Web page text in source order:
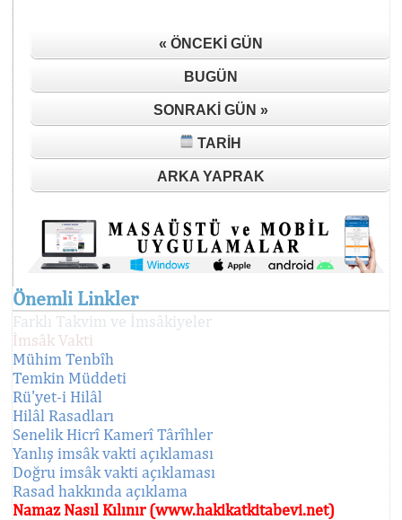
« ÖNCEKI GÜN
BUGÜN
SONRAKI GÜN »
TARIH
ARKA YAPRAK
Önemli Linkler
Farklı Takvim ve İmsâkiyeler
İmsâk Vakti
Mühim Tenbîh
Temkin Müddeti
Rü'yet-i Hilâl
Hilâl Rasadları
Senelik Hicrî Kamerî Târîhler
Yanlış imsâk vakti açıklaması
Doğru imsâk vakti açıklaması
Rasad hakkında açıklama
Namaz Nasıl Kılınır (www.hakikatkitabevi.net)